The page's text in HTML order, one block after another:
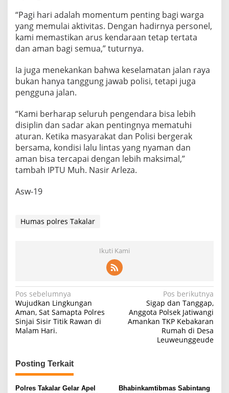
“Pagi hari adalah momentum penting bagi warga
yang memulai aktivitas. Dengan hadirnya personel,
kami memastikan arus kendaraan tetap tertata
dan aman bagi semua,” tuturnya.
Ia juga menekankan bahwa keselamatan jalan raya
bukan hanya tanggung jawab polisi, tetapi juga
pengguna jalan.
“Kami berharap seluruh pengendara bisa lebih
disiplin dan sadar akan pentingnya mematuhi
aturan. Ketika masyarakat dan Polisi bergerak
bersama, kondisi lalu lintas yang nyaman dan
aman bisa tercapai dengan lebih maksimal,”
tambah IPTU Muh. Nasir Arleza.
Asw-19
Humas polres Takalar
Ikuti Kami
Navigasi
pos
Pos sebelumnya
Wujudkan Lingkungan
Aman, Sat Samapta Polres
Sinjai Sisir Titik Rawan di
Malam Hari.
Pos berikutnya
Sigap dan Tanggap,
Anggota Polsek Jatiwangi
Amankan TKP Kebakaran
Rumah di Desa
Leuweunggeude
Posting Terkait
Polres Takalar Gelar Apel
Bhabinkamtibmas Sabintang